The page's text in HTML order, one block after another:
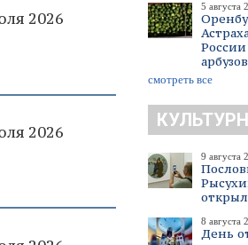
5 августа
арбузов
смотреть все
9 августа
8 августа
День
2026
2026